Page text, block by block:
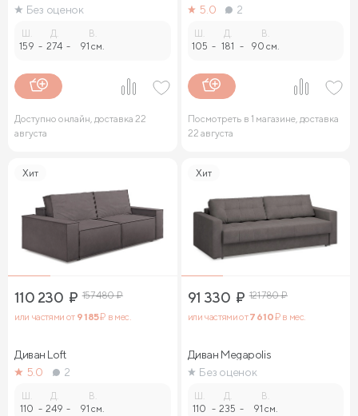
Без оценок
159 -
Д.
274 -
В.
91 см.
Доступно онлайн, доставка 22
августа
5.0
2
105 -
Д.
181 -
В.
90 см.
Посмотреть в 1 магазине, доставка
22 августа
Хит
110 230 ₽ 157 480₽
или частями от 9 185₽ в мес.
Диван Loft
5.0
2
110 -
Д.
249 -
В.
91 см.
Хит
91 330 ₽ 121 780₽
или частями от7 610₽ в мес.
Диван Megapolis
Без оценок
110 -
Д.
235 -
В.
91 см.